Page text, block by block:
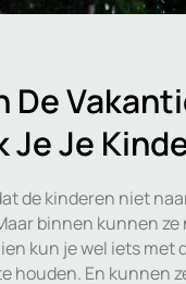
De
Je Je
de kinderen niet
binnen kunnen ze
kun je wel iets met
houden. En kunnen